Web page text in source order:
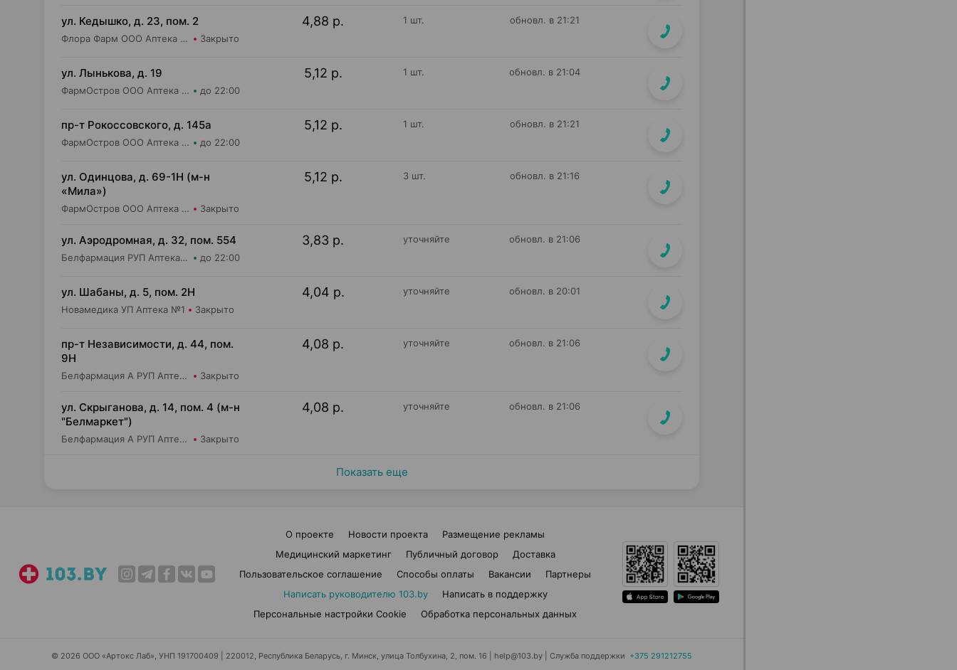
ул. Кедышко, д. 23, пом. 2
Флора Фарм ООО Аптека №21 Закрыто
4,88 р. 1 шт. обновл. в 21:21
ул. Лынькова, д. 19
ФармОстров ООО Аптека №7 на Лынькова до 22:00
5,12 р. 1 шт. обновл. в 21:04
пр-т Рокоссовского, д. 145а
ФармОстров ООО Аптека №9 на Рокоссовского до 22:00
5,12 р. 1 шт. обновл. в 21:21
ул. Одинцова, д. 69-1Н (м-н
«Мила»)
ФармОстров ООО Аптека №16 на Одинцова Закрыто
5,12 р. 3 шт. обновл. в 21:16
ул. Аэродромная, д. 32, пом. 554
Белфармация РУП Аптека №97 до 22:00
3,83 р. уточняйте обновл. в 21:06
ул. Шабаны, д. 5, пом. 2Н
Новамедика УП Аптека №1 Закрыто
4,04 р. уточняйте обновл. в 20:01
пр-т Независимости, д. 44, пом.
9Н
Белфармация А РУП Аптека №21 Закрыто
4,08 р. уточняйте обновл. в 21:06
ул. Скрыганова, д. 14, пом. 4 (м-н
"Белмаркет")
Белфармация А РУП Аптека №40 Закрыто
4,08 р. уточняйте обновл. в 21:06
Показать еще
О проекте Новости проекта
Размещение рекламы
Медицинский маркетинг
Публичный договор
Доставка
Пользовательское соглашение
Способы оплаты Вакансии
Партнеры
Написать руководителю 103.by
Написать в поддержку
Персональные настройки Cookie
Обработка персональных данных
© 2026 ООО «Артокс Лаб», УНП 191700409 | 220012, Республика Беларусь, г. Минск, улица Толбухина, 2, пом. 16 | help@103.by Служба поддержки +375 291212755